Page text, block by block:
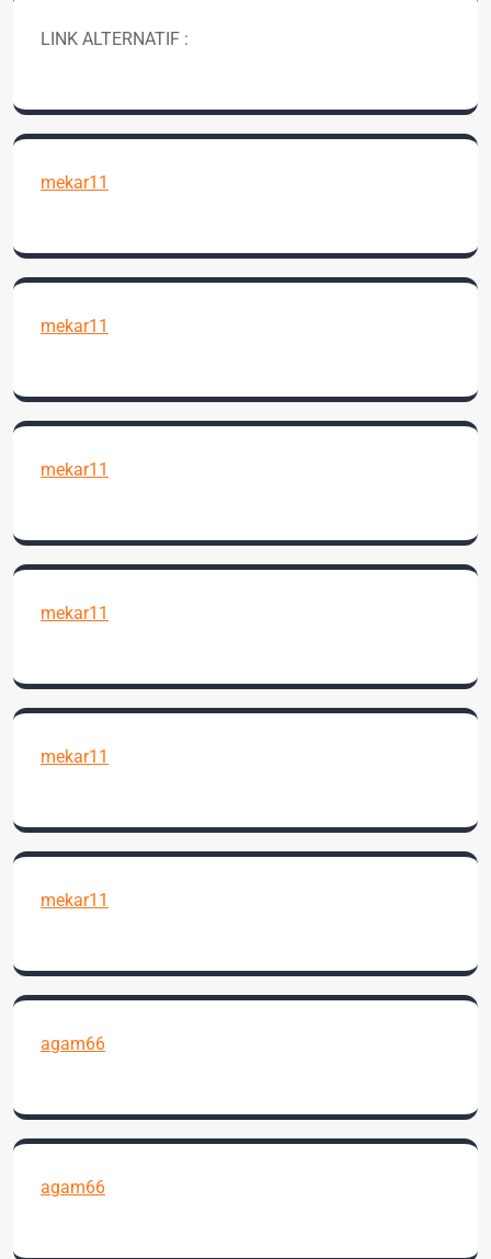
LINK ALTERNATIF :
mekar11
mekar11
mekar11
mekar11
mekar11
mekar11
agam66
agam66